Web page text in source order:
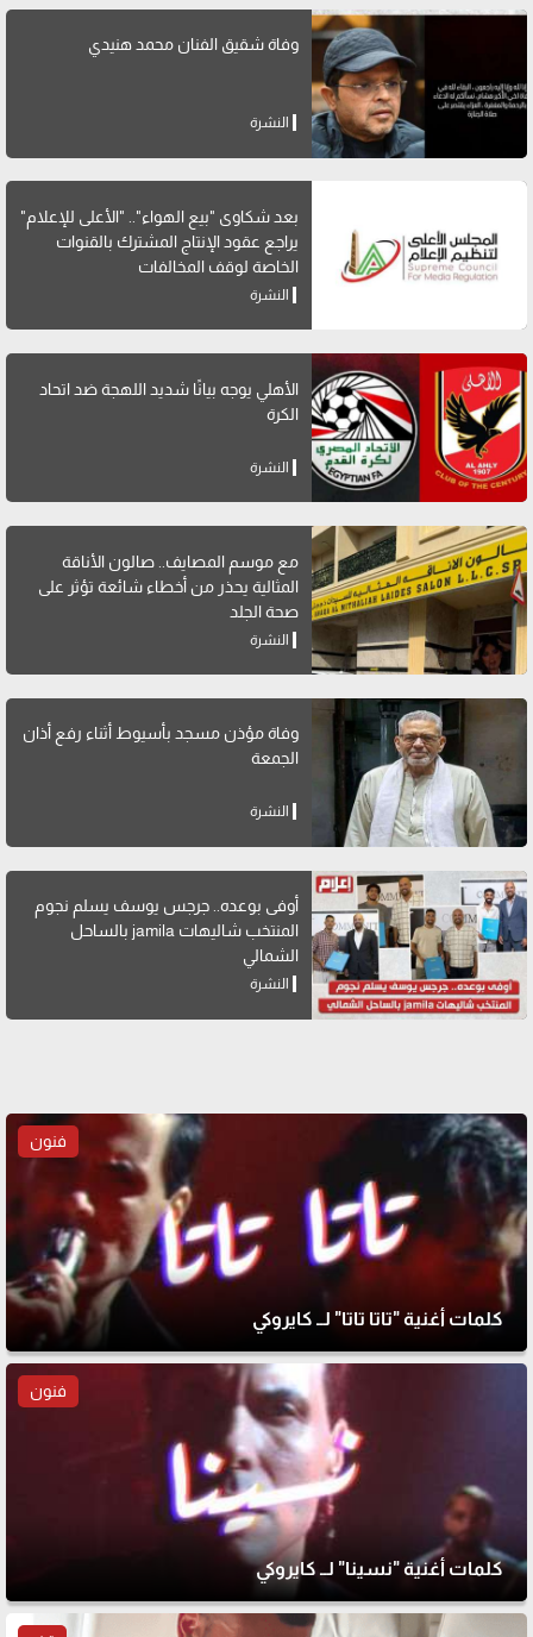
وفاة شقيق الفنان محمد هنيدي
النشرة
بعد شكاوى "بيع الهواء".. "الأعلى للإعلام"
يراجع عقود الإنتاج المشترك بالقنوات
الخاصة لوقف المخالفات
النشرة
الأهلي يوجه بيانًا شديد اللهجة ضد اتحاد
الكرة
النشرة
مع موسم المصايف.. صالون الأناقة
المثالية يحذر من أخطاء شائعة تؤثر على
صحة الجلد
النشرة
وفاة مؤذن مسجد بأسيوط أثناء رفع أذان
الجمعة
النشرة
أوفى بوعده.. جرجس يوسف يسلم نجوم
المنتخب شاليهات jamila بالساحل
الشمالي
النشرة
فنون
كلمات أغنية "تاتا تاتا" لــ كايروكي
فنون
كلمات أغنية "نسينا" لــ كايروكي